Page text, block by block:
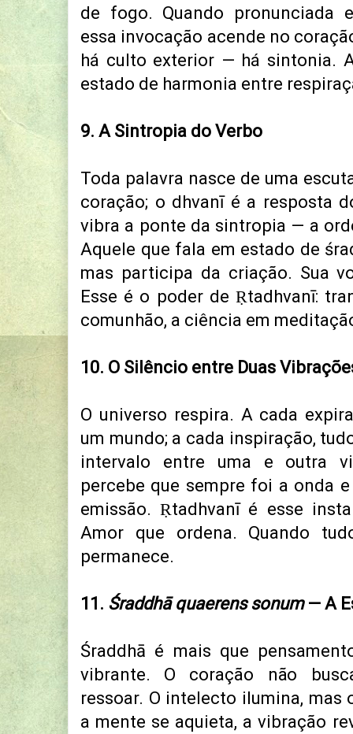
de fogo. Quando pronunciada
essa invocação acende no
há culto exterior — há sintonia.
estado de harmonia entre
9. A Sintropia do Verbo
Toda palavra nasce de uma
coração; o dhvanī é a resposta
vibra a ponte da sintropia — a
Aquele que fala em estado de
mas participa da criação. Sua
Esse é o poder de Ṛtadhvanī:
comunhão, a ciência em
10. O Silêncio entre Duas
O universo respira. A cada
um mundo; a cada inspiração,
intervalo entre uma e outra
percebe que sempre foi a onda
emissão. Ṛtadhvanī é esse
Amor que ordena. Quando
permanece.
11. Śraddhā quaerens sonum— A
Śraddhā é mais que
vibrante. O coração não
ressoar. O intelecto ilumina, mas
a mente se aquieta, a vibração